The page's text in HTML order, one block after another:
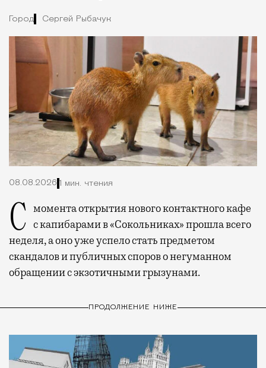
Город Сергей Рыбачук
08.08.2026 1 мин. чтения
С момента открытия нового контактного кафе с капибарами в «Сокольниках» прошла всего
неделя, а оно уже успело стать предметом
скандалов и публичных споров о негуманном
обращении с экзотичными грызунами.
ПРОДОЛЖЕНИЕ НИЖЕ